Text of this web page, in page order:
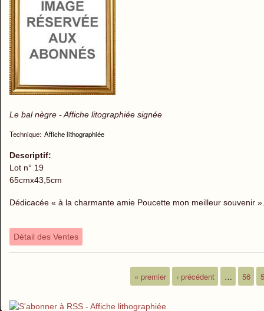
Le bal nègre - Affiche litographiée signée
Technique: Affiche lithographiée
Descriptif:
Lot n° 19
65cmx43,5cm
Dédicacée « à la charmante amie Poucette mon meilleur souvenir ».
Détail des Ventes
« premier ‹ précédent … 56